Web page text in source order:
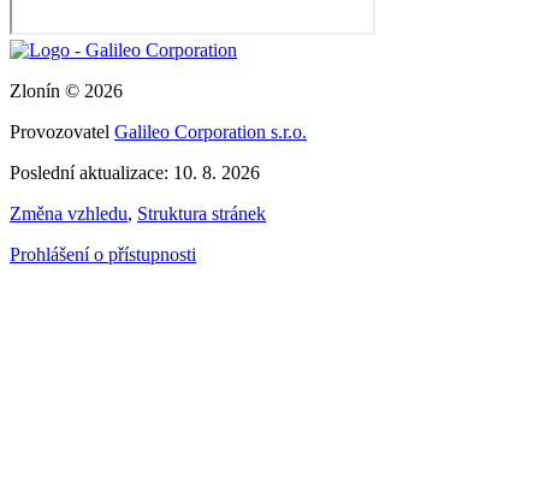
Zlonín © 2026
Provozovatel Galileo Corporation s.r.o.
Poslední aktualizace: 10. 8. 2026
Změna vzhledu, Struktura stránek
Prohlášení o přístupnosti